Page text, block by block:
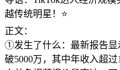
越传统明星！⭐
正文：
①发生了什么：最新报告显
破5000万，其中年收入超